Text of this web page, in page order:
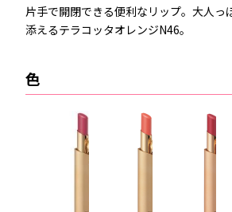
片手で開閉できる便利なリップ。大人
添えるテラコッタオレンジN46。
色